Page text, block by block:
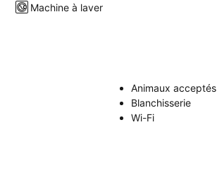
Machine à laver
Animaux acceptés
Blanchisserie
Wi-Fi